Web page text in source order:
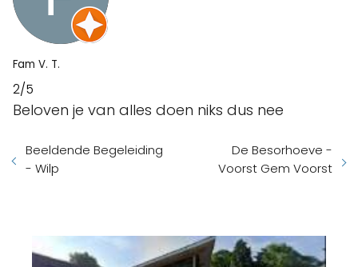
Fam V. T.
2/5
Beloven je van alles doen niks dus nee
Beeldende Begeleiding
- Wilp
De Besorhoeve -
Voorst Gem Voorst